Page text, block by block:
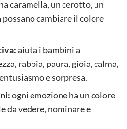
caramella, un cerotto, un
cambiare il colore
aiuta i bambini a
rabbia, paura, gioia, calma,
e sorpresa.
ogni emozione ha un colore
da vedere, nominare e